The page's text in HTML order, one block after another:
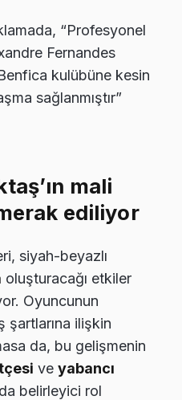
“Profesyonel
Fernandes
kulübüne kesin
sağlanmıştır”
mali
ediliyor
siyah-beyazlı
oluşturacağı etkiler
Oyuncunun
şartlarına ilişkin
da, bu gelişmenin
ve yabancı
belirleyici rol